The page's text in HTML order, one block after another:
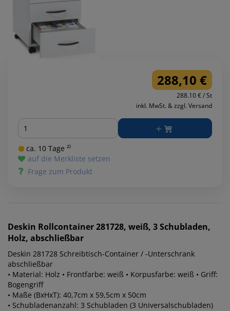
288,10 €
288.10 € / St
inkl. MwSt. & zzgl. Versand
Menge
ca. 10 Tage ²⁾
auf die Merkliste setzen
Frage zum Produkt
Deskin Rollcontainer 281728, weiß, 3 Schubladen,
Holz, abschließbar
Deskin 281728 Schreibtisch-Container / -Unterschrank
abschließbar
• Material: Holz • Frontfarbe: weiß • Korpusfarbe: weiß • Griff:
Bogengriff
• Maße (BxHxT): 40,7cm x 59,5cm x 50cm
• Schubladenanzahl: 3 Schubladen (3 Universalschubladen)